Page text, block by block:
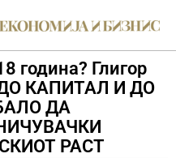
година? Глигор
КАПИТАЛ И ДО
ДА
РАСТ